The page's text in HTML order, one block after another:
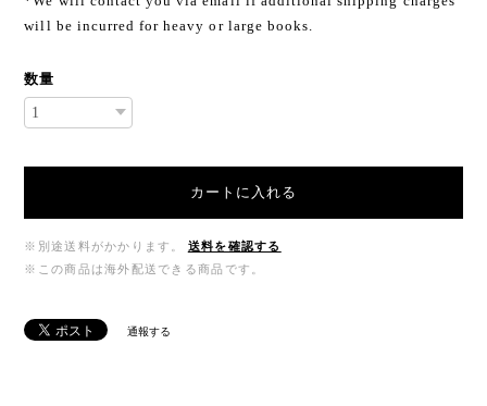
will be incurred for heavy or large books.
数量
カートに入れる
※別途送料がかかります。
送料を確認する
※この商品は海外配送できる商品です。
通報する